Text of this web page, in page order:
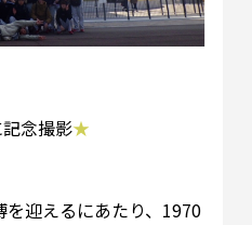
念撮影★
迎えるにあたり、1970